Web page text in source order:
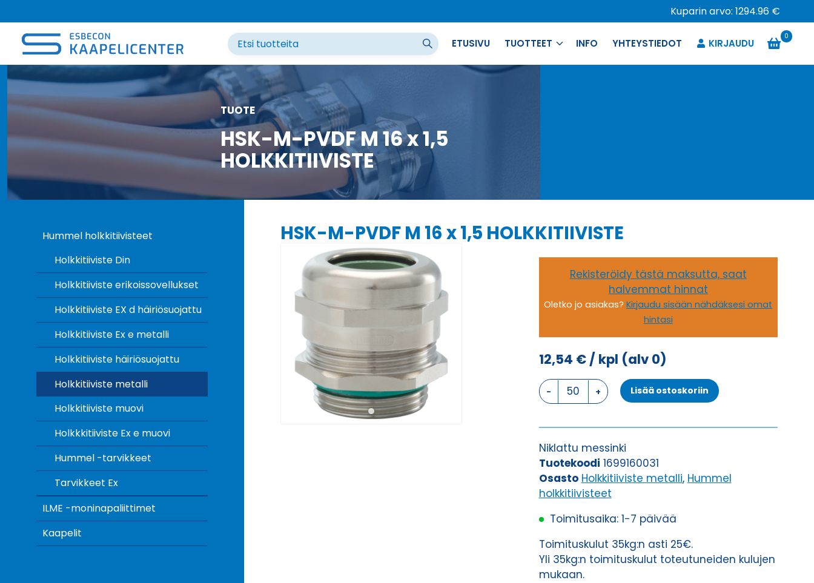
sisältöön
Kuparin arvo: 1294.96 €
ETUSIVU TUOTTEET INFO YHTEYSTIEDOT KIRJAUDU
0
TUOTE
HSK-M-PVDF M 16 x 1,5
HOLKKITIIVISTE
Hummel holkkitiivisteet
Holkkitiiviste Din
Holkkitiiviste erikoissovellukset
Holkkitiiviste EX d häiriösuojattu
Holkkitiiviste Ex e metalli
Holkkitiiviste häiriösuojattu
Holkkitiiviste metalli
Holkkitiiviste muovi
Holkkkitiiviste Ex e muovi
Hummel -tarvikkeet
Tarvikkeet Ex
ILME -moninapaliittimet
Kaapelit
HSK-M-PVDF M 16 x 1,5 HOLKKITIIVISTE
Rekisteröidy tästä maksutta, saat
halvemmat hinnat
Oletko jo asiakas?Kirjaudu sisään nähdäksesi omat
hintasi
12,54 €/ kpl (alv 0)
HSK-
M-
M
16
x
1,5
HOLKKITIIVISTE
Lisää ostoskoriin
Niklattu messinki
Tuotekoodi 1699160031
Osasto Holkkitiiviste metalli, Hummel
holkkitiivisteet
Toimitusaika: 1-7 päivää
Toimituskulut 35kg:n asti 25€.
Yli 35kg:n toimituskulut toteutuneiden kulujen
mukaan.